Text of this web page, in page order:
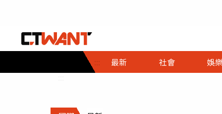
::: 最新 社會
社會首頁
時事
調查
娛樂
娛樂首頁
即時
財經首頁
熱線
政